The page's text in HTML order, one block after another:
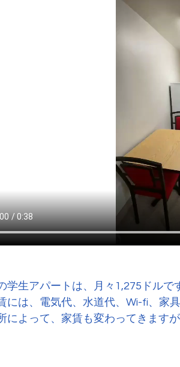
学生アパートは、月々1,275ドルで
には、電気代、水道代、Wi-fi、家
によって、家賃も変わってきます